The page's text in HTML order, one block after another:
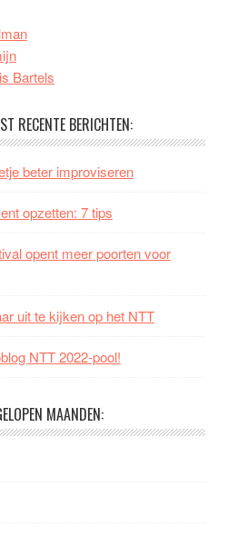
Bartels
RECENTE BERICHTEN:
beter improviseren
opzetten: 7 tips
opent meer poorten voor
uit te kijken op het NTT
NTT 2022-pool!
MAANDEN: